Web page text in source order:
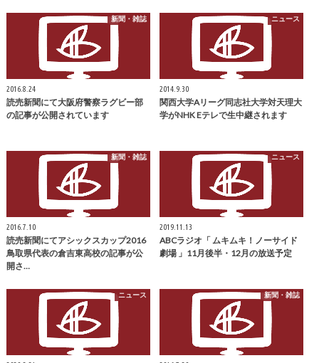
新聞・雑誌
2016.8.24
読売新聞にて大阪府警察ラグビー部
の記事が公開されています
ニュース
2014.9.30
関西大学Aリーグ同志社大学対天理大
学がNHK Eテレで生中継されます
新聞・雑誌
2016.7.10
読売新聞にてアシックスカップ2016
鳥取県代表の倉吉東高校の記事が公
開さ…
ニュース
2019.11.13
ABCラジオ「 ムキムキ！ノーサイド
劇場 」11月後半・12月の放送予定
ニュース 新聞・雑誌